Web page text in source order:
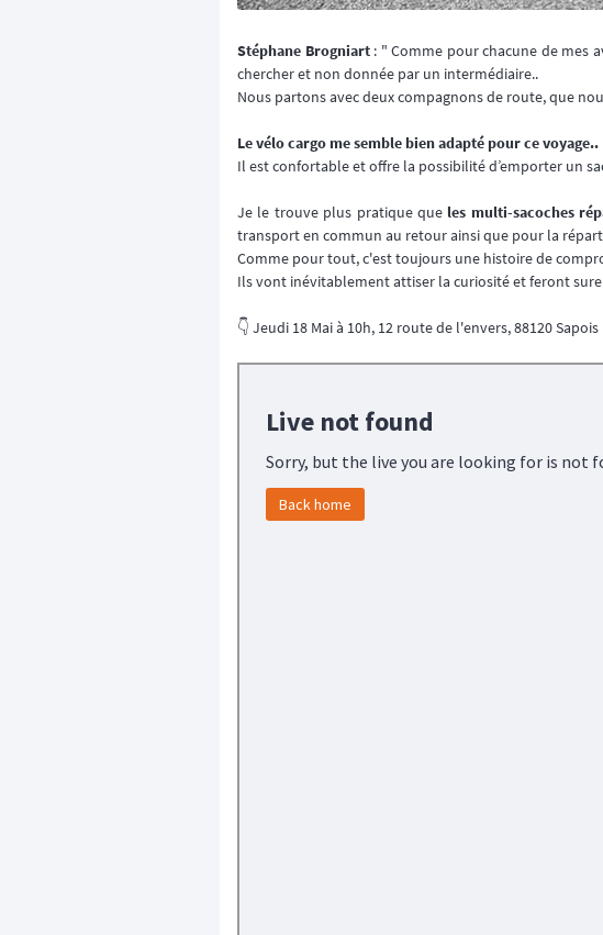
Stéphane Brogniart: " Comme pour chacune de mes
chercher et non donnée par un intermédiaire..
Nous partons avec deux compagnons de route, que
Le vélo cargo me semble bien adapté pour ce voyage..
Il est confortable et offre la possibilité d’emporter un
Je le trouve plus pratique que les multi-sacoches
transport en commun au retour ainsi que pour la
Comme pour tout, c'est toujours une histoire de
Ils vont inévitablement attiser la curiosité et feront
👇️ Jeudi 18 Mai à 10h, 12 route de l'envers, 88120